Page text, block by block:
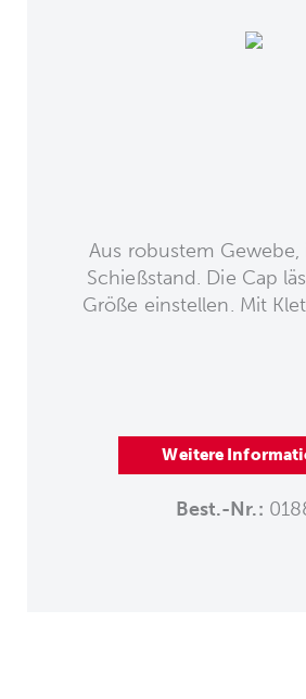
Aus robustem
Schießstand. Die Cap
Größe einstellen. Mit
Weitere
Best.-Nr.: